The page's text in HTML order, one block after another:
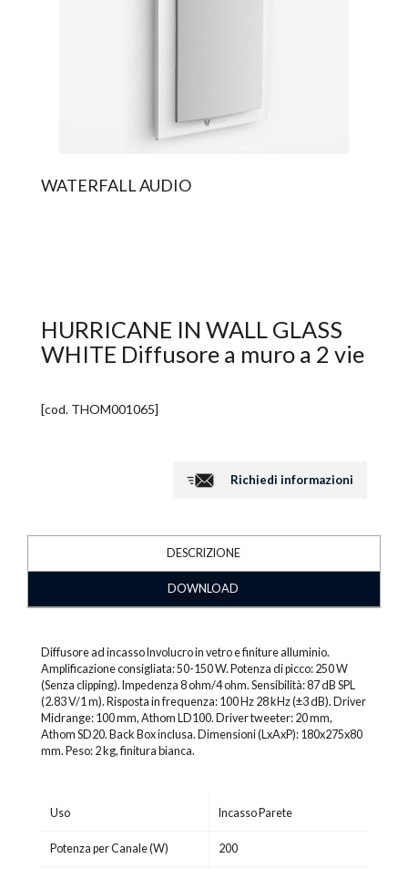
WATERFALL AUDIO
HURRICANE IN WALL GLASS
WHITE Diffusore a muro a 2 vie
[cod. THOM001065]
Richiedi informazioni
DESCRIZIONE
DOWNLOAD
Diffusore ad incasso Involucro in vetro e finiture alluminio.
Amplificazione consigliata: 50-150 W. Potenza di picco: 250 W
(Senza clipping). Impedenza 8 ohm/4 ohm. Sensibilità: 87 dB SPL
(2.83 V/1 m). Risposta in frequenza: 100 Hz 28 kHz (±3 dB). Driver
Midrange: 100 mm, Athom LD100. Driver tweeter: 20 mm,
Athom SD20. Back Box inclusa. Dimensioni (LxAxP): 180x275x80
mm. Peso: 2 kg, finitura bianca.
Uso Incasso Parete
Potenza per Canale (W) 200